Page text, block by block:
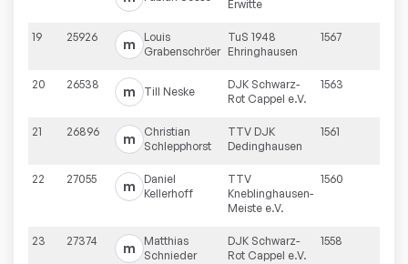
Erwitte
19 25926 m
Louis
Grabenschröer
TuS 1948
Ehringhausen
1567
20 26538 m Till Neske
DJK Schwarz-
Rot Cappel e.V.
1563
21 26896 m
Christian
Schlepphorst
TTV DJK
Dedinghausen
1561
22 27055 m
Daniel
Kellerhoff
TTV
Kneblinghausen-
Meiste e.V.
1560
23 27374 m
Matthias
Schnieder
DJK Schwarz-
Rot Cappel e.V.
1558